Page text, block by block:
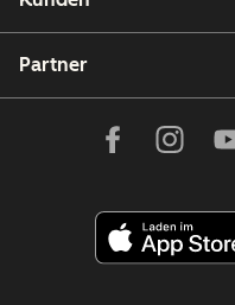
Partner